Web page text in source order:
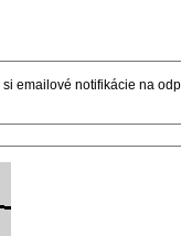
emailové notifikácie na